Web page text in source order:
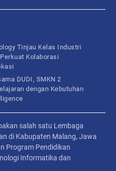
Tinjau Kelas Industri
Kolaborasi
DUDI, SMKN 2
dengan Kebutuhan
salah satu Lembaga
di Kabupaten Malang, Jawa
Program Pendidikan
Informatika dan